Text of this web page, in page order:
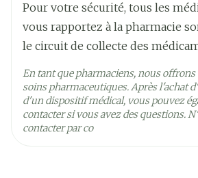
Préservation
Température
25°C)
Pour votre sécurité, tous les
vous rapportez à la pharmacie
le circuit de collecte des
En tant que pharmaciens, nous offrons
soins pharmaceutiques. Après l'achat
d'un dispositif médical, vous pouvez
contacter si vous avez des questions.
contacter par co